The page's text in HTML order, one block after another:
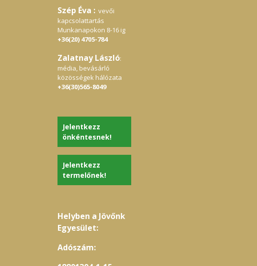
Szép Éva : vevői
kapcsolattartás
Munkanapokon 8-16 ig
+36(20) 4705-784
Zalatnay László:
média, bevásárló
közösségek hálózata
+36(30)565-8049
Jelentkezz
önkéntesnek!
Jelentkezz
termelőnek!
Helyben a Jövőnk
Egyesület:
Adószám: